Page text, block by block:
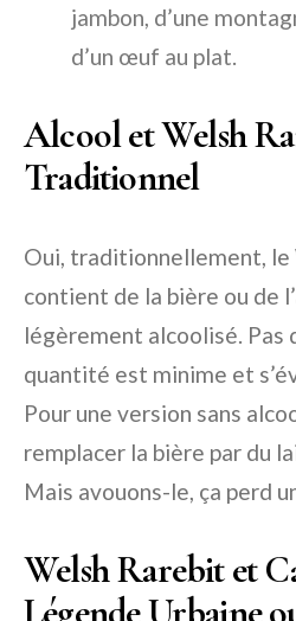
jambon, d’une
d’un œuf au plat.
Alcool et Welsh
Traditionnel
Oui, traditionnellement,
contient de la bière ou de
légèrement alcoolisé. Pas
quantité est minime et
Pour une version sans
remplacer la bière par du
Mais avouons-le, ça perd
Welsh Rarebit et